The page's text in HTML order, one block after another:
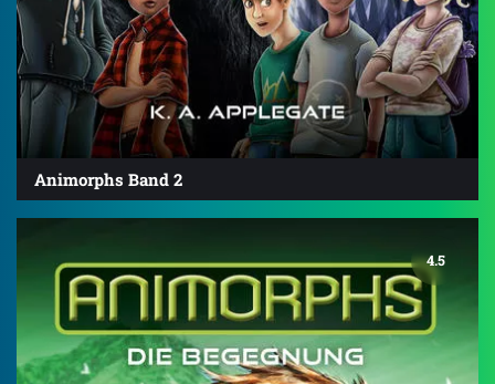
Animorphs Band 2
4.5